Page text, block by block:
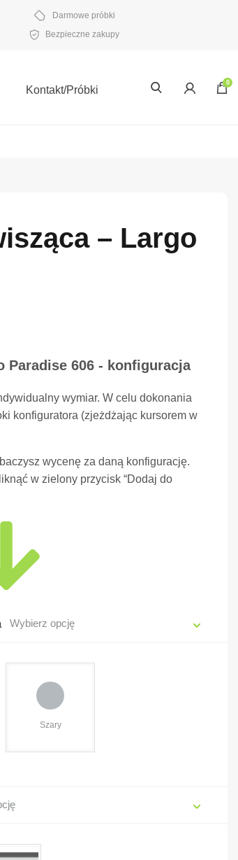
Darmowe próbki
Bezpieczne zakupy
Kontakt/Próbki
0
– Largo
Paradise 606 - konfiguracja
wymiar. W celu dokonania
konfiguratora (zjeżdżając kursorem w
wycenę za daną konfigurację.
w zielony przycisk “Dodaj do
Wybierz opcję
Szary